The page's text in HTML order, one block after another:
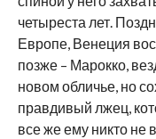
четыреста лет.
Европе, Венеция
позже – Марокко,
новом обличье, но
правдивый лжец,
все же ему никто не